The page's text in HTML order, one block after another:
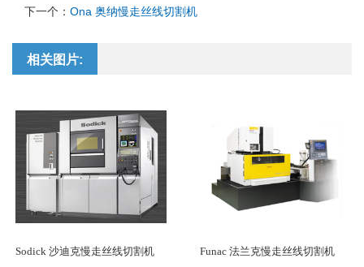
下一个： Ona 奥纳慢走丝线切割机
相关图片:
Sodick 沙迪克慢走丝线切割机 Funac 法兰克慢走丝线切割机